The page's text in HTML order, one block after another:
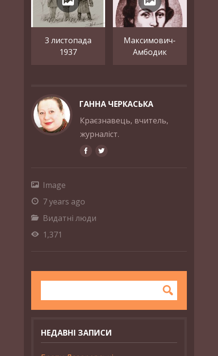
3 листопада
1937
Максимович-
Амбодик
ГАННА ЧЕРКАСЬКА
Краєзнавець, вчитель,
журналіст.
Image
7 years ago
Видатні люди
1,371
НЕДАВНІ ЗАПИСИ